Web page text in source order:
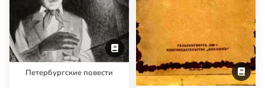
Петербургские повести